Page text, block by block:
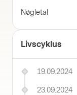
Nøgletal
Livscyklus
19.09.2024
23.09.2024